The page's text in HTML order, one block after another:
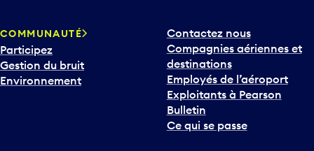
o
u
r
i
COMMUNAUTÉ
Participez
Gestion du bruit
Environnement
Contactez nous
Compagnies aériennes et
destinations
Employés de l’aéroport
Exploitants à Pearson
Bulletin
Ce qui se passe